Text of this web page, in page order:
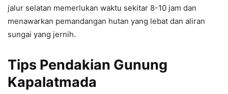
jalur selatan memerlukan waktu sekitar 8-10 jam dan
menawarkan pemandangan hutan yang lebat dan aliran
sungai yang jernih.
Tips Pendakian Gunung
Kapalatmada